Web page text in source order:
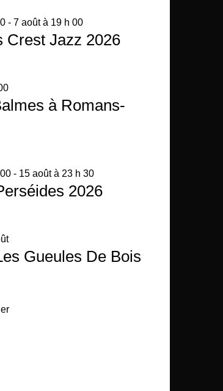
- 7 août à 19 h 00
Crest Jazz 2026
à Romans-
- 15 août à 23 h 30
2026
Gueules De Bois